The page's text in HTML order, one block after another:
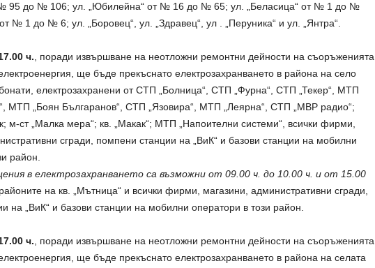
№ 95 до № 106; ул. „Юбилейна“ от № 16 до № 65; ул. „Беласица“ от № 1 до №
№ 1 до № 6; ул. „Боровец“, ул. „Здравец“, ул . „Перуника“ и ул. „Янтра“.
ч. , поради извършване на неотложни ремонтни дейности на съоръженията
ще бъде прекъснато електрозахранването в района на село
електрозахранени от СТП „Болница“, СТП „Фурна“, СТП „Текер“, МТП
МТП „Боян Българанов“, СТП „Язовира“, МТП „Леярна“, СТП „МВР радио“;
м-ст „Малка мера“; кв. „Макак“; МТП „Напоителни системи“, всички фирми,
сгради, помпени станции на „ВиК“ и базови станции на мобилни
район.
в електрозахранването са възможни от 09.00 ч. до 10.00 ч. и от 15.00
на кв. „Мътница“ и всички фирми, магазини, административни сгради,
на „ВиК“ и базови станции на мобилни оператори в този район.
ч. , поради извършване на неотложни ремонтни дейности на съоръженията
ще бъде прекъснато електрозахранването в района на селата